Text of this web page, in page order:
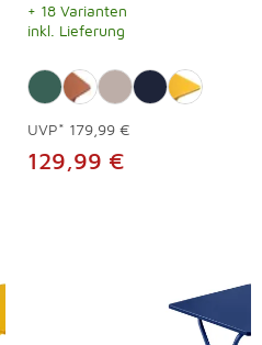
+ 18 Varianten
inkl. Lieferung
UVP* 179,99 €
129,99 €